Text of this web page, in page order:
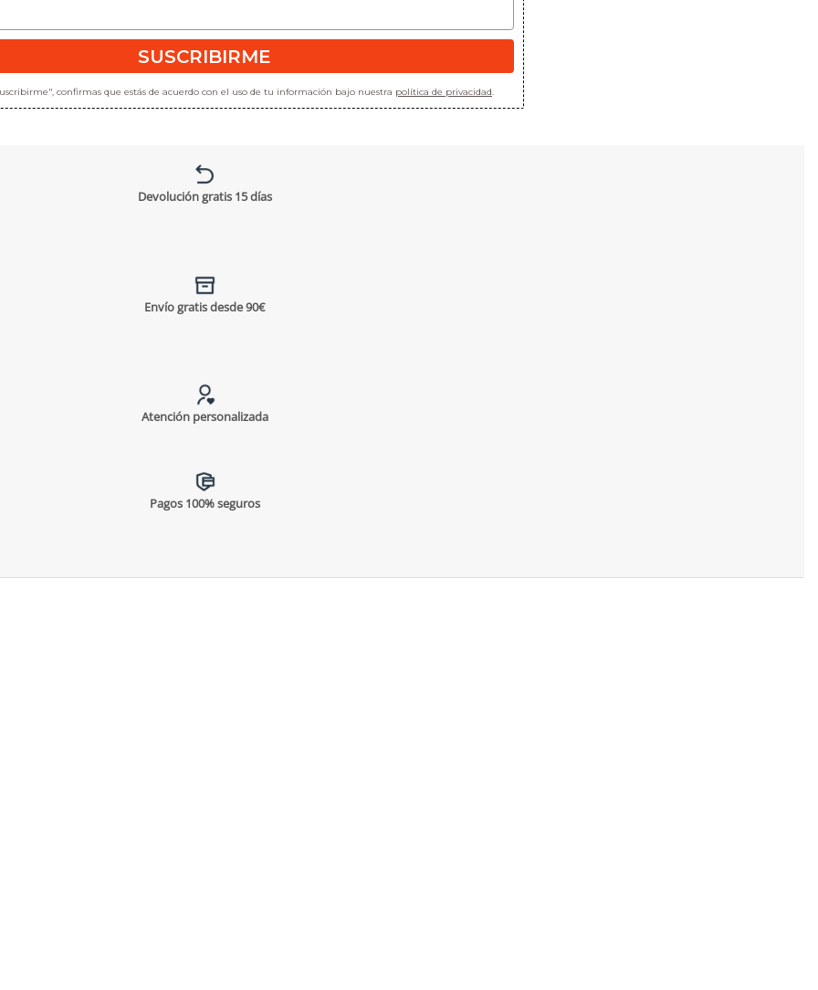
SUSCRIBIRME
confirmas que estás de acuerdo con el uso de tu información bajo nuestra política de privacidad.
Devolución gratis 15 días
Envío gratis desde 90€
Atención personalizada
Pagos 100% seguros